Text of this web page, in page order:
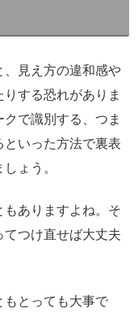
、見え方の違和感や
する恐れがありま
で識別する、つま
といった方法で裏表
ょう。
もありますよね。そ
てつけ直せば大丈夫
もとっても大事で